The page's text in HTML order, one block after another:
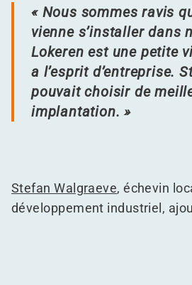
« Nous sommes ravis
vienne s’installer dans
Lokeren est une petite
a l’esprit d’entreprise.
pouvait choisir de
implantation. »
Stefan Walgraeve, échevin
développement industriel,